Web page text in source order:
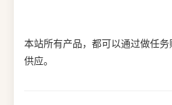
本站所有产品，都可以通过做任
供应。